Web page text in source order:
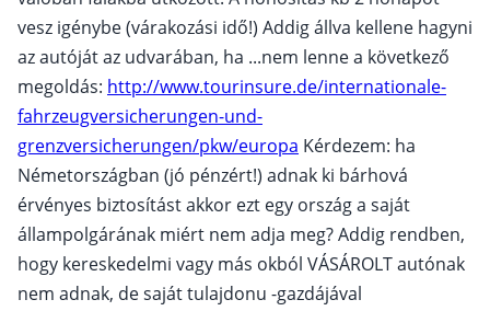
vesz igénybe (várakozási idő!) Addig állva kellene hagyni
az autóját az udvarában, ha ...nem lenne a következő
megoldás: http://www.tourinsure.de/internationale-
fahrzeugversicherungen-und-
grenzversicherungen/pkw/europa Kérdezem: ha
Németországban (jó pénzért!) adnak ki bárhová
érvényes biztosítást akkor ezt egy ország a saját
állampolgárának miért nem adja meg? Addig rendben,
hogy kereskedelmi vagy más okból VÁSÁROLT autónak
nem adnak, de saját tulajdonu -gazdájával